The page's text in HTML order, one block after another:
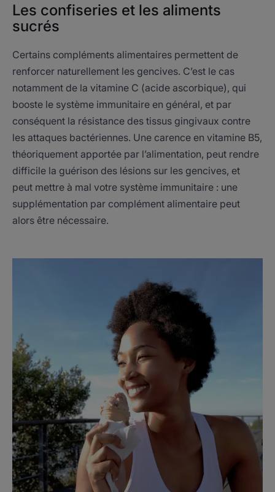
Les confiseries et les aliments
sucrés
Certains compléments alimentaires permettent de
renforcer naturellement les gencives. C’est le cas
notamment de la vitamine C (acide ascorbique), qui
booste le système immunitaire en général, et par
conséquent la résistance des tissus gingivaux contre
les attaques bactériennes. Une carence en vitamine B5,
théoriquement apportée par l’alimentation, peut rendre
difficile la guérison des lésions sur les gencives, et
peut mettre à mal votre système immunitaire : une
supplémentation par complément alimentaire peut
alors être nécessaire.